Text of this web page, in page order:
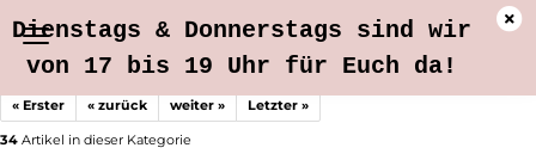
Dienstags & Donnerstags sind wir
von 17 bis 19 Uhr für Euch da!
« Erster « zurück weiter » Letzter »
34 Artikel in dieser Kategorie